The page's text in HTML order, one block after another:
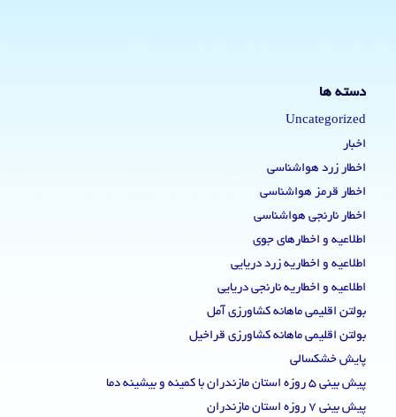
دسته ها
Uncategorized
اخبار
اخطار زرد هواشناسی
اخطار قرمز هواشناسی
اخطار نارنجی هواشناسی
اطلاعیه و اخطارهای جوی
اطلاعیه و اخطاریه زرد دریایی
اطلاعیه و اخطاریه نارنجی دریایی
بولتن اقلیمی ماهانه کشاورزی آمل
بولتن اقلیمی ماهانه کشاورزی قراخیل
پایش خشکسالی
پیش بینی 5 روزه استان مازندران با کمینه و بیشینه دما
پیش بینی 7 روزه استان مازندران